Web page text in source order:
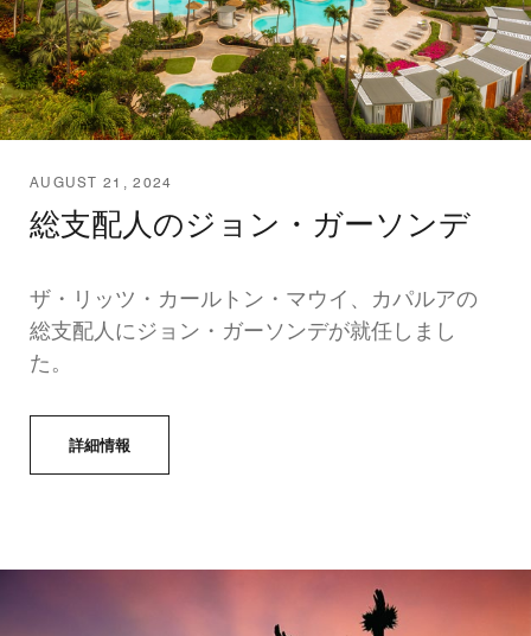
AUGUST 21, 2024
総支配人のジョン・ガーソンデ
ザ・リッツ・カールトン・マウイ、カパルアの
総支配人にジョン・ガーソンデが就任しまし
た。
詳細情報